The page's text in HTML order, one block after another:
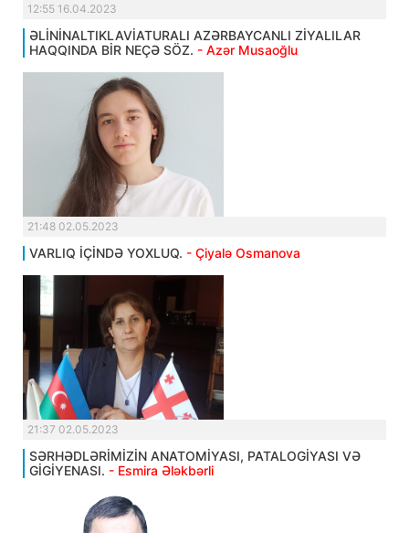
12:55 16.04.2023
ƏLİNİNALTIKLAVİATURALI AZƏRBAYCANLI ZİYALILAR
HAQQINDA BİR NEÇƏ SÖZ. - Azər Musaoğlu
21:48 02.05.2023
VARLIQ İÇİNDƏ YOXLUQ. - Çiyalə Osmanova
21:37 02.05.2023
SƏRHƏDLƏRİMİZİN ANATOMİYASI, PATALOGİYASI VƏ
GİGİYENASI. - Esmira Ələkbərli